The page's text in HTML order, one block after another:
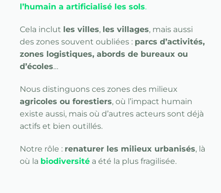
l’humain a artificialisé les sols.
Cela inclut les villes, les villages, mais aussi
des zones souvent oubliées : parcs d’activités,
zones logistiques, abords de bureaux ou
d’écoles…
Nous distinguons ces zones des milieux
agricoles ou forestiers, où l’impact humain
existe aussi, mais où d’autres acteurs sont déjà
actifs et bien outillés.
Notre rôle : renaturer les milieux urbanisés, là
où la biodiversité a été la plus fragilisée.